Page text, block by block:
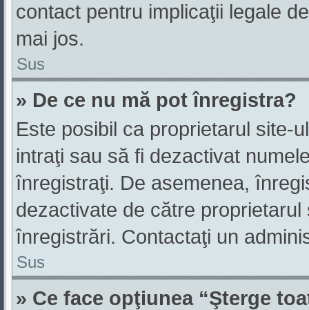
contact pentru implicaţii legale
mai jos.
Sus
» De ce nu mă pot înregistra?
Este posibil ca proprietarul site-
intraţi sau să fi dezactivat
înregistraţi. De asemenea,
dezactivate de către
înregistrări. Contactaţi un
Sus
» Ce face opţiunea “Şterge